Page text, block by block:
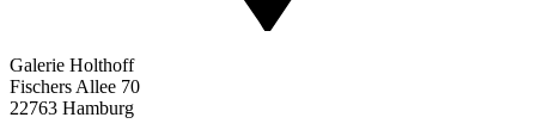
Galerie Holthoff
Fischers Allee 70
22763 Hamburg